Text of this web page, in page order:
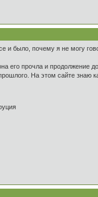
и было, почему я не могу
его прочла и продолжение
На этом сайте